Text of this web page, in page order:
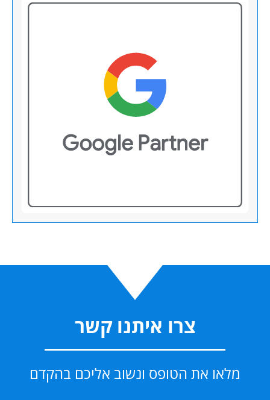
צרו איתנו קשר
מלאו את הטופס ונשוב אליכם בהקדם